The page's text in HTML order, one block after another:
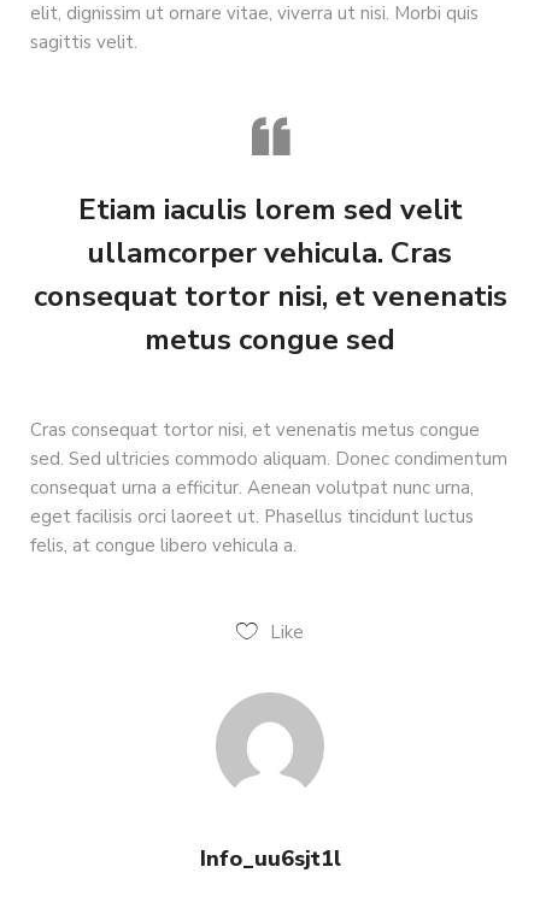
elit, dignissim ut ornare vitae, viverra ut nisi. Morbi quis
sagittis velit.
Etiam iaculis lorem sed velit
ullamcorper vehicula. Cras
consequat tortor nisi, et venenatis
metus congue sed
Cras consequat tortor nisi, et venenatis metus congue
sed. Sed ultricies commodo aliquam. Donec condimentum
consequat urna a efficitur. Aenean volutpat nunc urna,
eget facilisis orci laoreet ut. Phasellus tincidunt luctus
felis, at congue libero vehicula a.
Like
Info_uu6sjt1l